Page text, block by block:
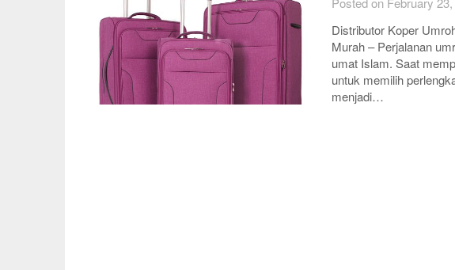
Distributor Koper
Murah – Perjalanan
umat Islam. Saat
untuk memilih
menjadi…